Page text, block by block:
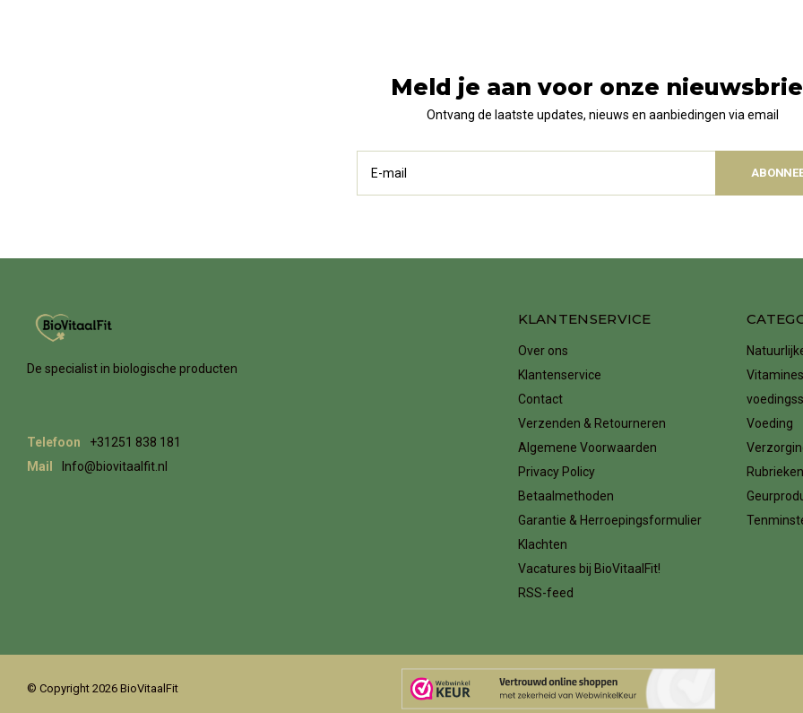
Meld je aan voor onze
Ontvang de laatste updates, nieuws en aanbiedingen via email
De specialist in biologische producten
Telefoon
+31251 838 181
Mail
Info@biovitaalfit.nl
KLANTENSERVICE
Over ons
Klantenservice
Contact
Verzenden & Retourneren
Algemene Voorwaarden
Privacy Policy
Betaalmethoden
Garantie & Herroepingsformulier
Klachten
Vacatures bij BioVitaalFit!
RSS-feed
Voeding
Rubrieken
© Copyright 2026 BioVitaalFit